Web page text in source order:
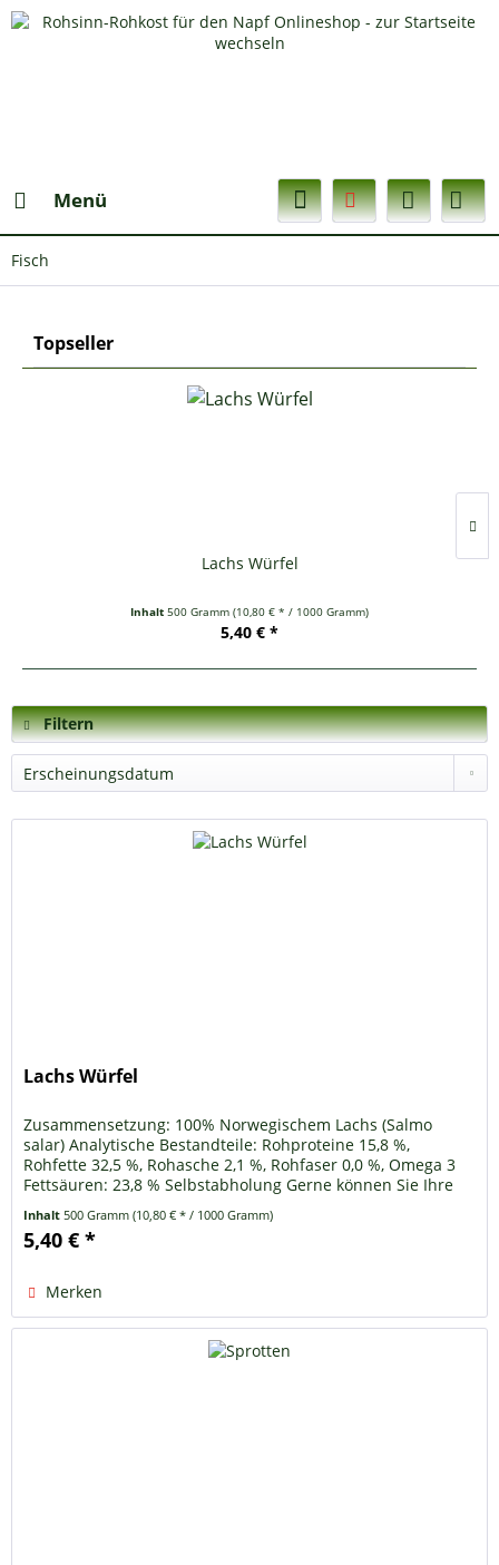
Menü
Fisch
Topseller
Lachs Würfel
Inhalt 500 Gramm (10,80 € * / 1000 Gramm)
5,40 € *
Filtern
Lachs Würfel
Zusammensetzung: 100% Norwegischem Lachs (Salmo
salar) Analytische Bestandteile: Rohproteine 15,8 %,
Rohfette 32,5 %, Rohasche 2,1 %, Rohfaser 0,0 %, Omega 3
Fettsäuren: 23,8 % Selbstabholung Gerne können Sie Ihre
Inhalt500 Gramm(10,80 € * / 1000 Gramm)
5,40 € *
Merken